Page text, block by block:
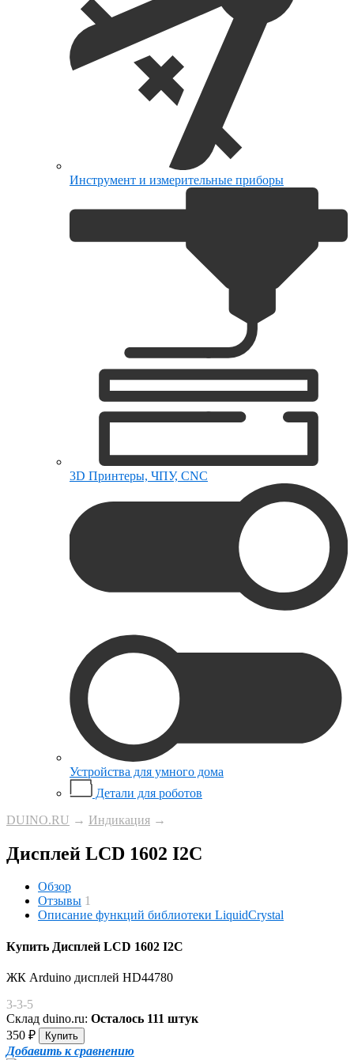
Инструмент и измерительные приборы
3D Принтеры, ЧПУ, CNC
Устройства для умного дома
Детали для роботов
DUINO.RU → Индикация →
Дисплей LCD 1602 I2C
Обзор
Отзывы 1
Описание функций библиотеки LiquidCrystal
Купить Дисплей LCD 1602 I2C
ЖК Arduino дисплей HD44780
3-3-5
Склад duino.ru: Осталось 111 штук
350 ₽
Добавить к сравнению